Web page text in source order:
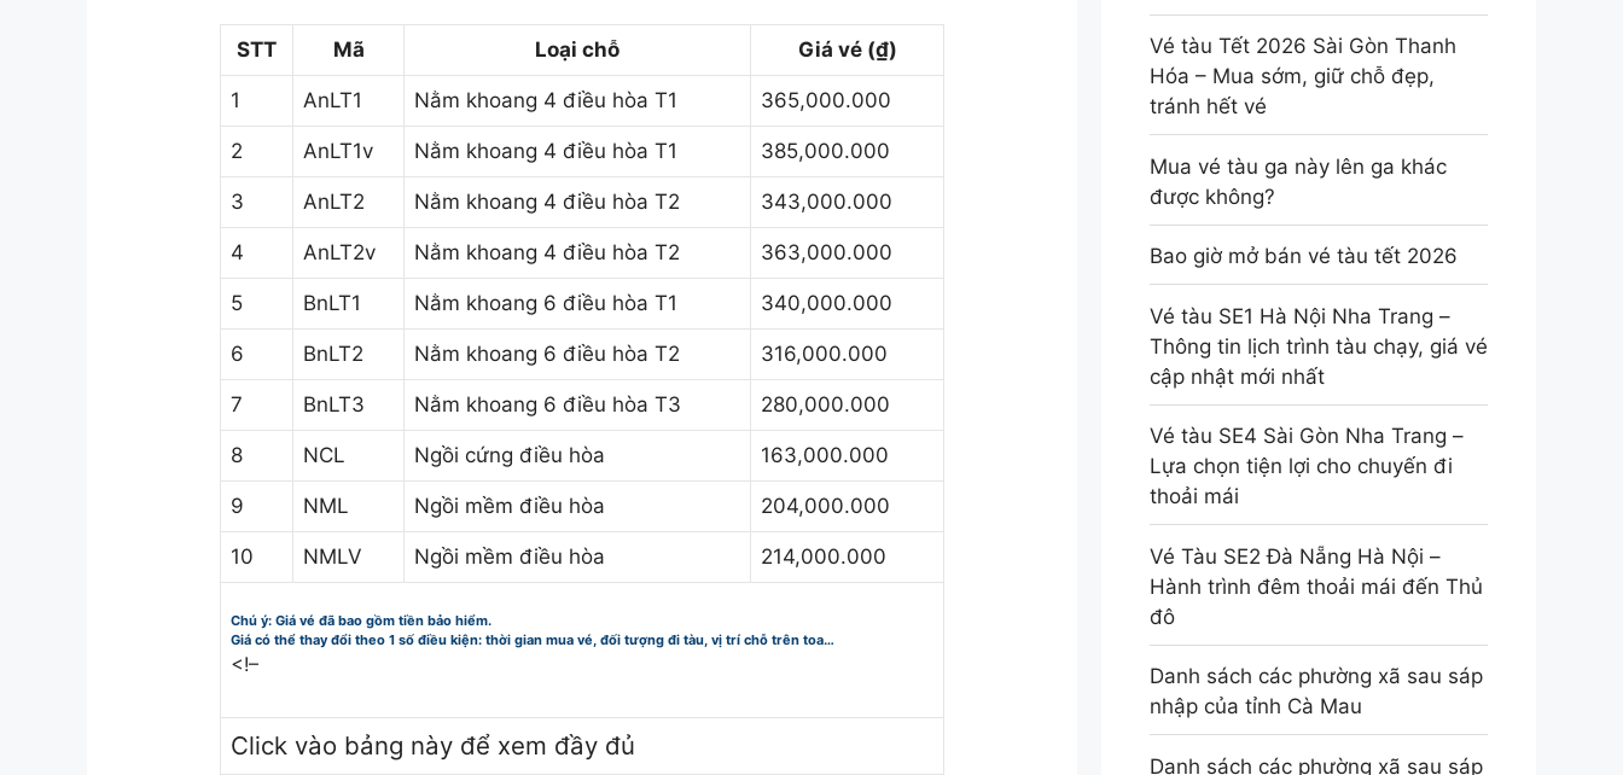
STT Mã Loại chỗ Giá vé (₫)
1 AnLT1 Nằm khoang 4 điều hòa T1 365,000.000
2 AnLT1v Nằm khoang 4 điều hòa T1 385,000.000
3 AnLT2 Nằm khoang 4 điều hòa T2 343,000.000
4 AnLT2v Nằm khoang 4 điều hòa T2 363,000.000
5 BnLT1 Nằm khoang 6 điều hòa T1 340,000.000
6 BnLT2 Nằm khoang 6 điều hòa T2 316,000.000
7 BnLT3 Nằm khoang 6 điều hòa T3 280,000.000
8 NCL Ngồi cứng điều hòa 163,000.000
9 NML Ngồi mềm điều hòa 204,000.000
10 NMLV Ngồi mềm điều hòa 214,000.000
Chú ý: Giá vé đã bao gồm tiền bảo hiểm.
Giá có thể thay đổi theo 1 số điều kiện: thời gian mua vé, đối tượng đi tàu, vị trí chỗ trên toa…
<!–
Click vào bảng này để xem đầy đủ
Vé tàu Tết 2026 Sài Gòn Thanh
Hóa – Mua sớm, giữ chỗ đẹp,
tránh hết vé
Mua vé tàu ga này lên ga khác
được không?
Bao giờ mở bán vé tàu tết 2026
Vé tàu SE1 Hà Nội Nha Trang –
Thông tin lịch trình tàu chạy, giá vé
cập nhật mới nhất
Vé tàu SE4 Sài Gòn Nha Trang –
Lựa chọn tiện lợi cho chuyến đi
thoải mái
Vé Tàu SE2 Đà Nẵng Hà Nội –
Hành trình đêm thoải mái đến Thủ
đô
Danh sách các phường xã sau sáp
nhập của tỉnh Cà Mau
Danh sách các phường xã sau sáp